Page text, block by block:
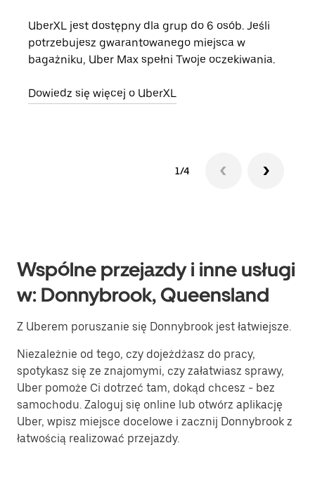
UberXL jest dostępny dla grup do 6 osób. Jeśli
potrzebujesz gwarantowanego miejsca w
bagażniku, Uber Max spełni Twoje oczekiwania.
Dowiedz się więcej o UberXL
1/4
Wspólne przejazdy i inne usługi
w: Donnybrook, Queensland
Z Uberem poruszanie się Donnybrook jest łatwiejsze.
Niezależnie od tego, czy dojeżdżasz do pracy,
spotykasz się ze znajomymi, czy załatwiasz sprawy,
Uber pomoże Ci dotrzeć tam, dokąd chcesz - bez
samochodu. Zaloguj się online lub otwórz aplikację
Uber, wpisz miejsce docelowe i zacznij Donnybrook z
łatwością realizować przejazdy.